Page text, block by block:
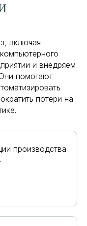
включая
и внедряем
помогают
потери на
производства